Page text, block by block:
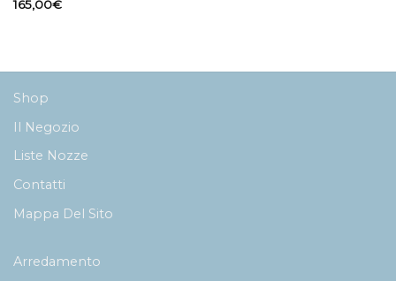
165,00€
Shop
Il Negozio
Liste Nozze
Contatti
Mappa Del Sito
Arredamento